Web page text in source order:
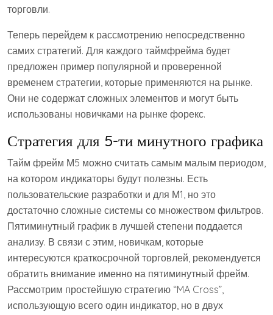
торговли.
Теперь перейдем к рассмотрению непосредственно
самих стратегий. Для каждого таймфрейма будет
предложен пример популярной и проверенной
временем стратегии, которые применяются на рынке.
Они не содержат сложных элементов и могут быть
использованы новичками на рынке форекс.
Стратегия для 5-ти минутного графика
Тайм фрейм М5 можно считать самым малым периодом,
на котором индикаторы будут полезны. Есть
пользовательские разработки и для М1, но это
достаточно сложные системы со множеством фильтров.
Пятиминутный график в лучшей степени поддается
анализу. В связи с этим, новичкам, которые
интересуются краткосрочной торговлей, рекомендуется
обратить внимание именно на пятиминутный фрейм.
Рассмотрим простейшую стратегию “MA Cross”,
использующую всего один индикатор, но в двух